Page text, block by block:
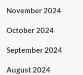
November 2024
October 2024
September 2024
August 2024